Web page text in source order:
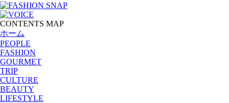
CONTENTS MAP
ホーム
PEOPLE
FASHION
GOURMET
TRIP
CULTURE
BEAUTY
LIFESTYLE